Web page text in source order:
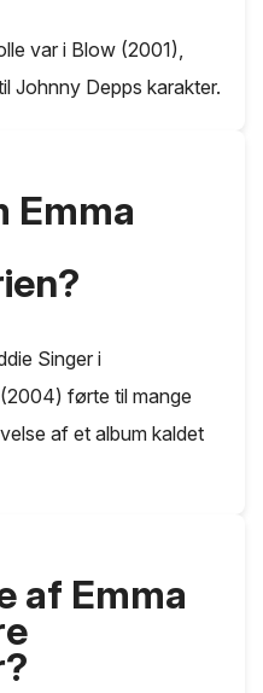
var i Blow (2001),
Johnny Depps karakter.
Emma
Singer i
førte til mange
af et album kaldet
af Emma